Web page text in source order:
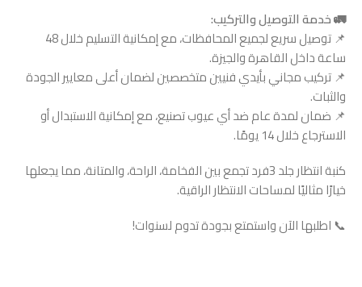
🚛 خدمة التوصيل والتركيب:
📌 توصيل سريع لجميع المحافظات، مع إمكانية التسليم خلال 48
ساعة داخل القاهرة والجيزة.
📌 تركيب مجاني بأيدي فنيين متخصصين لضمان أعلى معايير الجودة
والثبات.
📌 ضمان لمدة عام ضد أي عيوب تصنيع، مع إمكانية الاستبدال أو
الاسترجاع خلال 14 يومًا.
كنبة انتظار جلد 3فرد تجمع بين الفخامة، الراحة، والمتانة، مما يجعلها
خيارًا مثاليًا لمساحات الانتظار الراقية.
📞 اطلبها الآن واستمتع بجودة تدوم لسنوات!